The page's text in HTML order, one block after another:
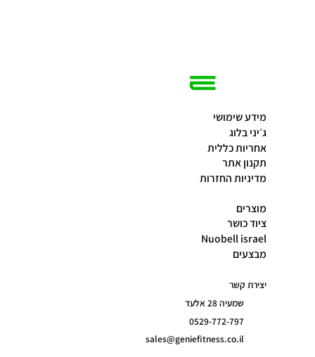
מידע שימושי
ג׳יני בלוג
אחריות כללית
תקנון אתר
מדיניות החזרות
מוצרים
ציוד כושר
Nuobell israel
מבצעים
יצירת קשר
שמעיה 28 אלעד
0529-772-797
sales@geniefitness.co.il